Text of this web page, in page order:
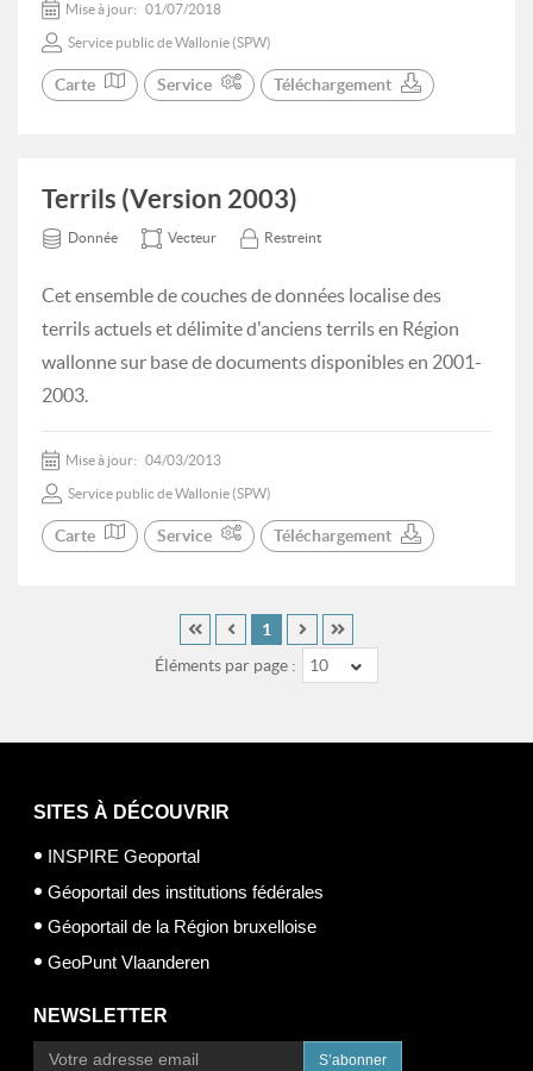
Mise à jour: 01/07/2018
Service public de Wallonie (SPW)
Carte Service Téléchargement
Terrils (Version 2003)
Donnée Vecteur Restreint
Cet ensemble de couches de données localise des
terrils actuels et délimite d'anciens terrils en Région
wallonne sur base de documents disponibles en 2001-
2003.
Mise à jour: 04/03/2013
Service public de Wallonie (SPW)
Carte Service Téléchargement
Éléments par page : 10
1
SITES À DÉCOUVRIR
INSPIRE Geoportal
Géoportail des institutions fédérales
Géoportail de la Région bruxelloise
GeoPunt Vlaanderen
NEWSLETTER
S’abonner